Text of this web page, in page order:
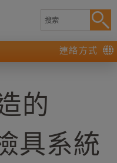
連絡方式
的
具系統